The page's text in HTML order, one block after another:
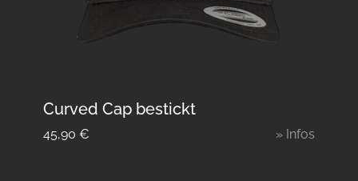
Curved Cap bestickt
45,90 € » Infos